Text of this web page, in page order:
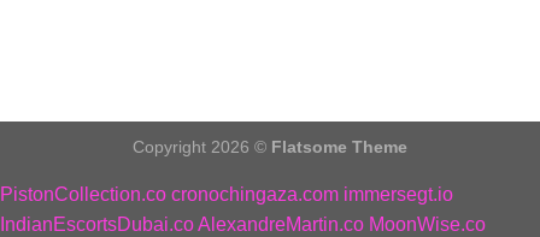
Copyright 2026 © Flatsome Theme
PistonCollection.co cronochingaza.com immersegt.io
IndianEscortsDubai.coAlexandreMartin.co MoonWise.co